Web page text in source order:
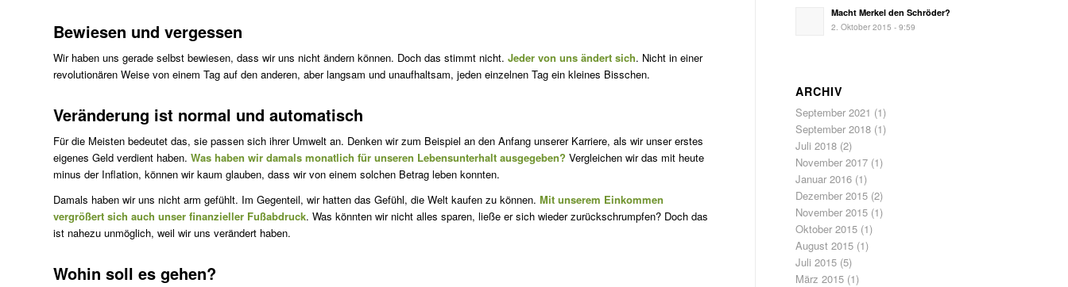
Bewiesen und vergessen
Wir haben uns gerade selbst bewiesen, dass wir uns nicht ändern können. Doch das stimmt nicht. Jeder von uns ändert sich. Nicht in einer
revolutionären Weise von einem Tag auf den anderen, aber langsam und unaufhaltsam, jeden einzelnen Tag ein kleines Bisschen.
Veränderung ist normal und automatisch
Für die Meisten bedeutet das, sie passen sich ihrer Umwelt an. Denken wir zum Beispiel an den Anfang unserer Karriere, als wir unser erstes
eigenes Geld verdient haben. Was haben wir damals monatlich für unseren Lebensunterhalt ausgegeben? Vergleichen wir das mit heute
minus der Inflation, können wir kaum glauben, dass wir von einem solchen Betrag leben konnten.
Damals haben wir uns nicht arm gefühlt. Im Gegenteil, wir hatten das Gefühl, die Welt kaufen zu können. Mit unserem Einkommen
vergrößert sich auch unser finanzieller Fußabdruck. Was könnten wir nicht alles sparen, ließe er sich wieder zurückschrumpfen? Doch das
ist nahezu unmöglich, weil wir uns verändert haben.
Wohin soll es gehen?
Macht Merkel den Schröder?
2. Oktober 2015 - 9:59
ARCHIV
September 2021 (1)
September 2018 (1)
Juli 2018 (2)
November 2017 (1)
Januar 2016 (1)
Dezember 2015 (2)
November 2015 (1)
Oktober 2015 (1)
August 2015 (1)
Juli 2015 (5)
März 2015 (1)